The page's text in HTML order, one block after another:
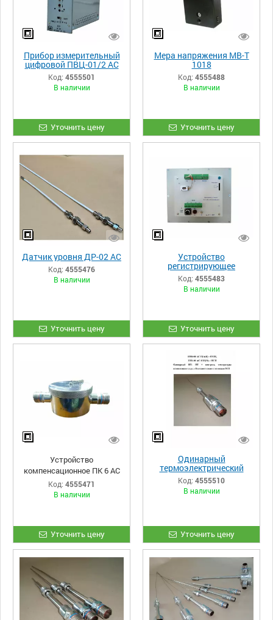
Прибор измерительный
цифровой ПВЦ-01/2 АС
линейное
преобразование и
функция блока
Код: 4555501
В наличии
Уточнить цену
Мера напряжения МВ-Т
1018
Код: 4555488
В наличии
Уточнить цену
Датчик уровня ДР-02 АС
Код: 4555476
В наличии
Уточнить цену
Устройство
регистрирующее
цифровое
многоканальное
РПЦ-02/1М АС
Код: 4555483
В наличии
Уточнить цену
Устройство
компенсационное ПК 6 АС
Код: 4555471
В наличии
Уточнить цену
Одинарный
термоэлектрический
преобразователь с
контролем температуры
компенсации
Код: 4555510
В наличии
Уточнить цену